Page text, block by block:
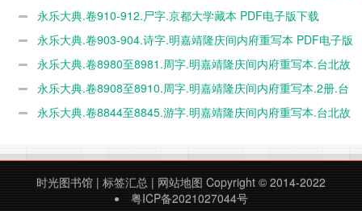
下载永乐大典.卷910-912.尸字.京都大学藏本 PDF电子版下载
永乐大典.卷903-904.诗字.明嘉靖隆庆间内府重写本 PDF电子版
下载永乐大典.卷8980至8981.周字.明嘉靖隆庆间内府重写本.台北故
宫博物院藏 PDF电子版下载
永乐大典.卷8908至8910.周字.明嘉靖隆庆间内府重写本.2册.台
北故宫博物院藏 PDF电子版下载
永乐大典.卷8844至8845.游字.明嘉靖隆庆间内府重写本.台北故
时光图书馆 | 标签汇总 | 网站地图 Copyright © 2014-2022
粤ICP备2021027044号